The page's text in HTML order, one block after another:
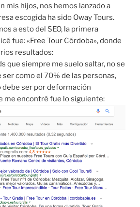
mis hijos, nos hemos lanzado a
escogida ha sido Oway Tours.
a esto del SEO, la primera
fue: «Free Tour Córdoba», donde
resultados:
que siempre me suelo saltar, no se
ser como el 70% de las personas,
debe ser por deformación
me encontré fue lo siguiente: